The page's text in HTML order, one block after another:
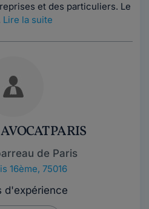
et des particuliers. Le
Lire la suite
PARIS
de Paris
16ème, 75016
d'expérience